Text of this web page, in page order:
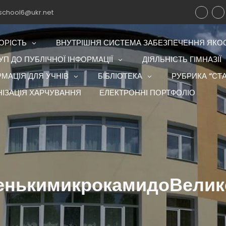
ВНУТРІШНЯ СИСТЕМА ЗАБЕЗПЕЧЕННЯ
ДО ПУБЛІЧНОЇ ІНФОРМАЦІЇ
ДІЯЛЬНІСТЬ ГІМНАЗІЇ
ДЛЯ УЧНІВ
БІБЛІОТЕКА
РУБРИКА
ХАРЧУВАННЯ
ЕЛЕКТРОННІ ПОРТФОЛІО